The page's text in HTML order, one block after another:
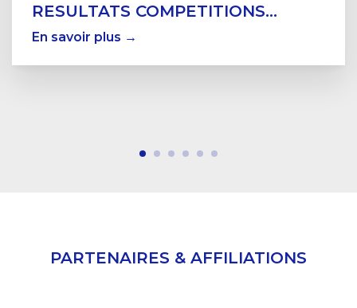
RESULTATS COMPETITIONS...
En savoir plus →
PARTENAIRES & AFFILIATIONS